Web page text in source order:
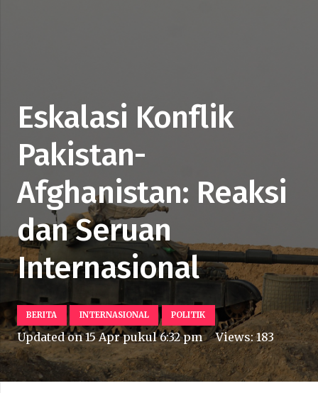
Eskalasi Konflik
Pakistan-
Afghanistan: Reaksi
dan Seruan
Internasional
BERITA INTERNASIONAL POLITIK
Updated on15 Apr pukul 6:32 pm Views:183